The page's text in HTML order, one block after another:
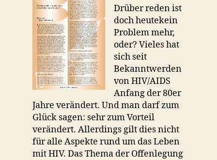
Drüber reden ist
doch heutekein
Problem mehr,
oder? Vieles hat
sich seit
Bekanntwerden
von HIV/AIDS
Anfang der 80er
Jahre verändert. Und man darf zum
Glück sagen: sehr zum Vorteil
verändert. Allerdings gilt dies nicht
für alle Aspekte rund um das Leben
mit HIV. Das Thema der Offenlegung